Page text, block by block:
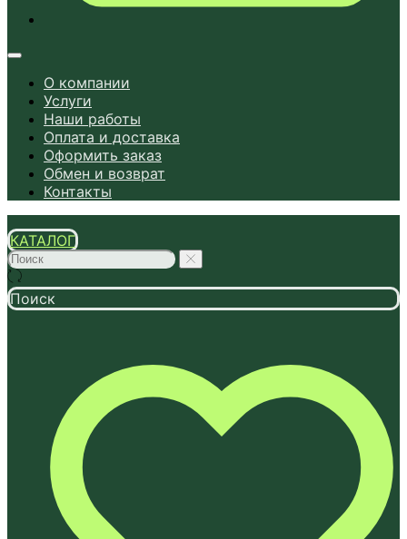
О компании
Услуги
Наши работы
Оплата и доставка
Оформить заказ
Обмен и возврат
Контакты
КАТАЛОГ
Поиск